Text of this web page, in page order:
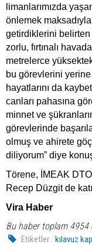
limanlarımızda
önlemek
getirdiklerini belirten
zorlu, fırtınalı
metrelerce
bu görevlerini
hayatlarını da
canları pahasına
minnet ve
görevlerinde
olmuş ve ahirete
diliyorum” diye
Törene, İMEAK
Recep Düzgit de
Vira Haber
Bu haber toplam
Etiketler : kılavuz